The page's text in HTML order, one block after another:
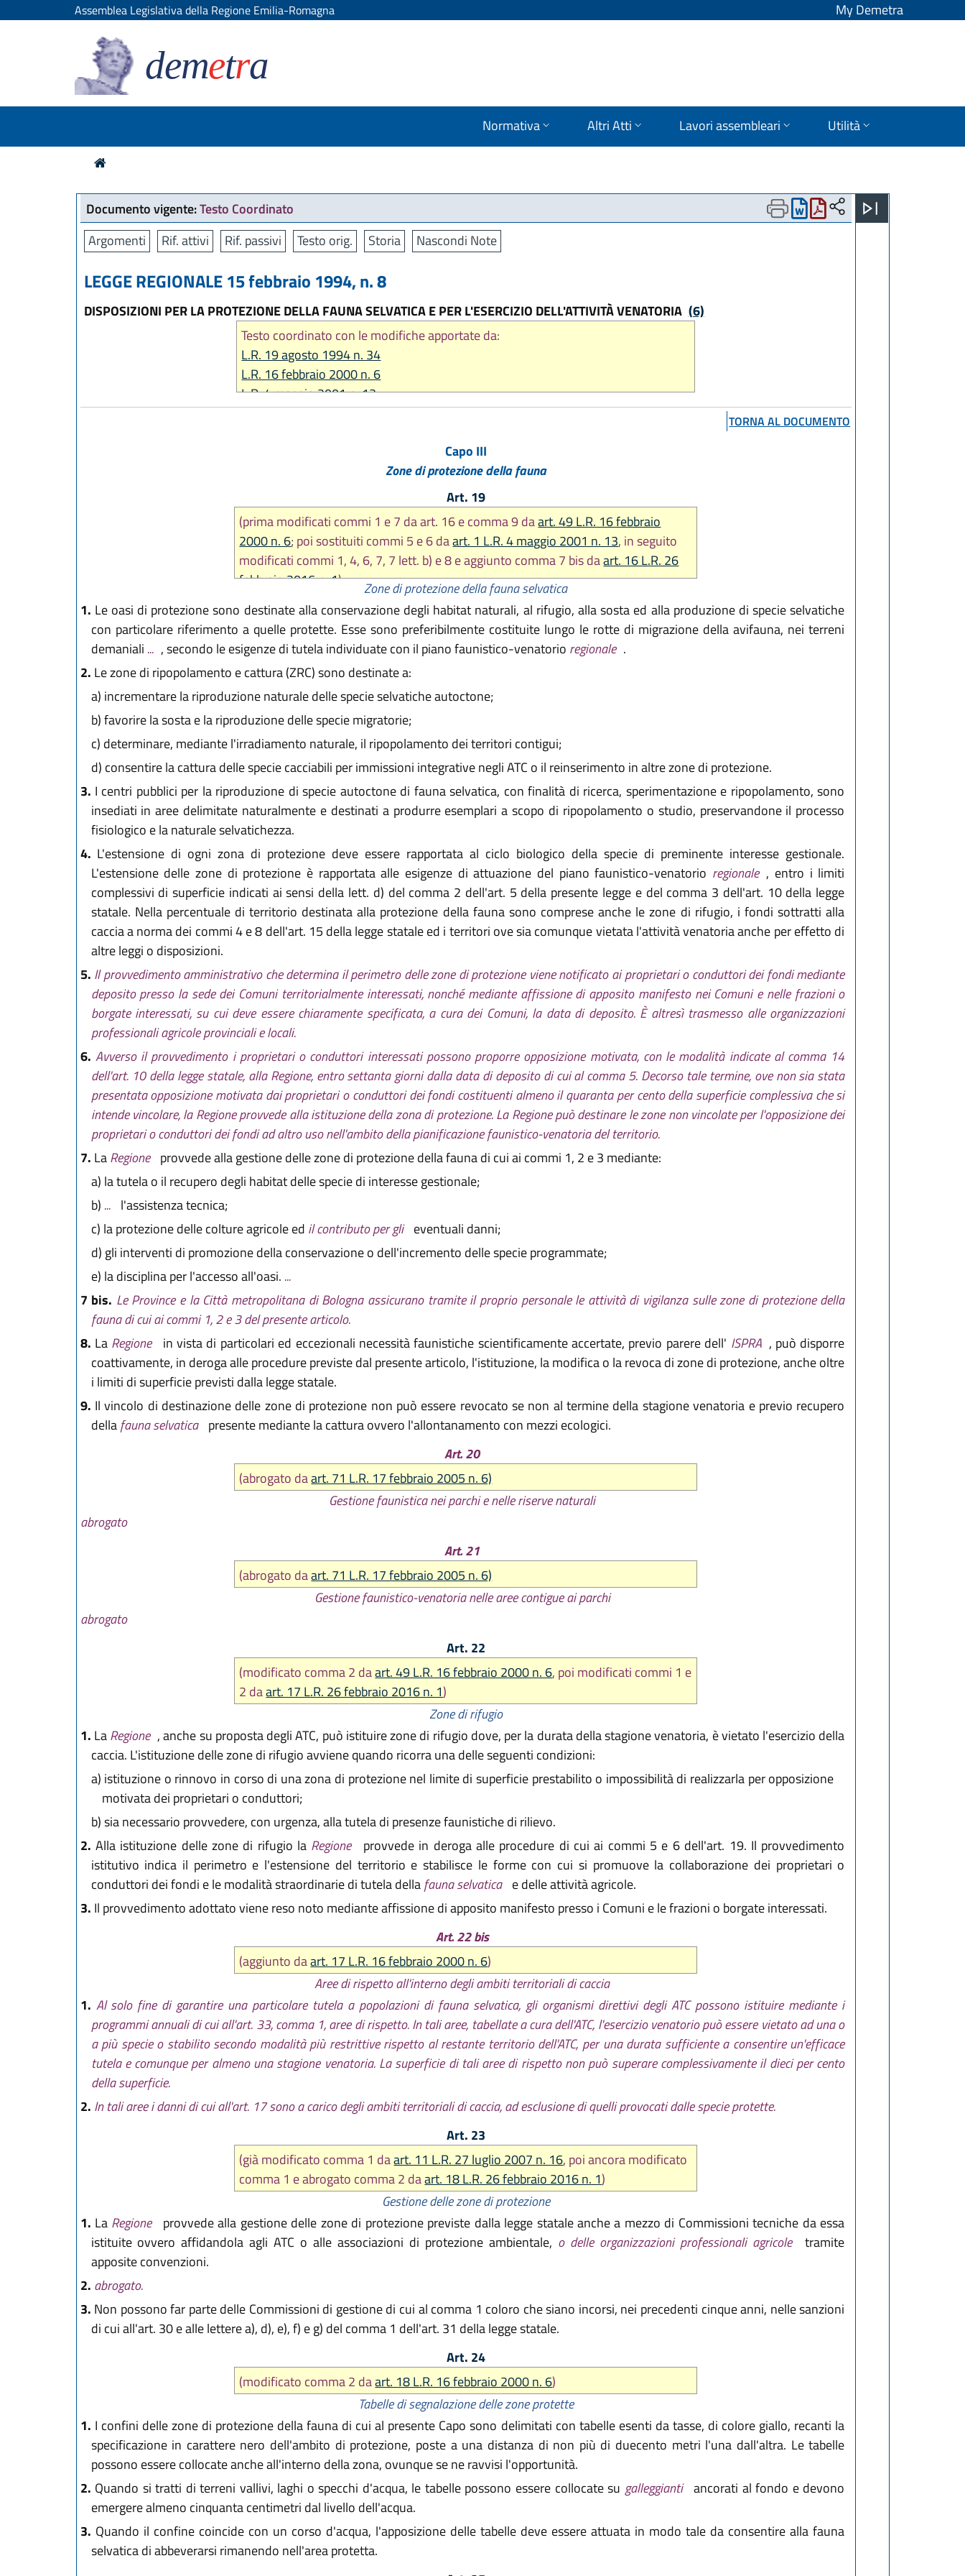
Assemblea Legislativa della Regione Emilia-Romagna My Demetra
demetra
Normativa Altri Atti Lavori assembleari Utilità
Documento vigente:Testo Coordinato
Argomenti
Rif. attivi Rif. passivi Testo orig. Storia Nascondi Note
LEGGE REGIONALE 15 febbraio 1994, n. 8
DISPOSIZIONI PER LA PROTEZIONE DELLA FAUNA SELVATICA E PER L'ESERCIZIO DELL'ATTIVITÀ VENATORIA (6)
Testo coordinato con le modifiche apportate da:
L.R. 19 agosto 1994 n. 34
L.R. 16 febbraio 2000 n. 6
L.R. 4 maggio 2001 n. 13
L.R. 13 novembre 2001 n. 38
L.R. 27 luglio 2007 n. 16
L.R. 2 marzo 2009 n. 1
L.R. 26 luglio 2011 n. 10
L.R. 28 luglio 2011 n. 12
L.R. 25 luglio 2013 n. 9
L.R. 20 dicembre 2013 n. 28
L.R. 26 febbraio 2016, n. 1
L.R. 30 maggio 2016, n. 9
L.R. 29 luglio 2016, n. 13
L.R. 23 dicembre 2016, n. 25
L.R. 18 luglio 2017, n. 14
L.R. 27 dicembre 2017, n. 25
L.R. 6 novembre 2019, n. 23
L.R. 28 dicembre 2021, n. 19
L.R. 28 luglio 2022, n. 9
L.R. 28 dicembre 2023, n. 17
L.R. 14 giugno 2024, n. 7
TORNA AL DOCUMENTO
Capo III
Zone di protezione della fauna
Art. 19
(prima modificati commi 1 e 7 da art. 16 e comma 9 daart. 49 L.R. 16 febbraio
2000 n. 6; poi sostituiti commi 5 e 6 daart. 1 L.R. 4 maggio 2001 n. 13, in seguito
modificati commi 1, 4, 6, 7, 7 lett. b) e 8 e aggiunto comma 7 bis daart. 16 L.R. 26
febbraio 2016 n. 1)
Zone di protezione della fauna selvatica
1. Le oasi di protezione sono destinate alla conservazione degli habitat naturali, al rifugio, alla sosta ed alla produzione di specie selvatiche
con particolare riferimento a quelle protette. Esse sono preferibilmente costituite lungo le rotte di migrazione della avifauna, nei terreni
demaniali ... , secondo le esigenze di tutela individuate con il piano faunistico-venatorio regionale .
2. Le zone di ripopolamento e cattura (ZRC) sono destinate a:
a) incrementare la riproduzione naturale delle specie selvatiche autoctone;
b)favorire la sosta e la riproduzione delle specie migratorie;
c) determinare, mediante l'irradiamento naturale, il ripopolamento dei territori contigui;
d) consentire la cattura delle specie cacciabili per immissioni integrative negli ATC o il reinserimento in altre zone di protezione.
3. I centri pubblici per la riproduzione di specie autoctone di fauna selvatica, con finalità di ricerca, sperimentazione e ripopolamento, sono
insediati in aree delimitate naturalmente e destinati a produrre esemplari a scopo di ripopolamento o studio, preservandone il processo
fisiologico e la naturale selvatichezza.
4. L'estensione di ogni zona di protezione deve essere rapportata al ciclo biologico della specie di preminente interesse gestionale.
L'estensione delle zone di protezione è rapportata alle esigenze di attuazione del piano faunistico-venatorio regionale , entro i limiti
complessivi di superficie indicati ai sensi della lett. d) del comma 2 dell'art. 5 della presente legge e del comma 3 dell'art. 10 della legge
statale. Nella percentuale di territorio destinata alla protezione della fauna sono comprese anche le zone di rifugio, i fondi sottratti alla
caccia a norma dei commi 4 e 8 dell'art. 15 della legge statale ed i territori ove sia comunque vietata l'attività venatoria anche per effetto di
altre leggi o disposizioni.
5. Il provvedimento amministrativo che determina il perimetro delle zone di protezione viene notificato ai proprietari o conduttori dei fondi mediante
deposito presso la sede dei Comuni territorialmente interessati, nonché mediante affissione di apposito manifesto nei Comuni e nelle frazioni o
borgate interessati, su cui deve essere chiaramente specificata, a cura dei Comuni, la data di deposito. È altresì trasmesso alle organizzazioni
professionali agricole provinciali e locali.
6. Avverso il provvedimento i proprietari o conduttori interessati possono proporre opposizione motivata, con le modalità indicate al comma 14
dell'art. 10 della legge statale, alla Regione, entro settanta giorni dalla data di deposito di cui al comma 5. Decorso tale termine, ove non sia stata
presentata opposizione motivata dai proprietari o conduttori dei fondi costituenti almeno il quaranta per cento della superficie complessiva che si
intende vincolare, la Regione provvede alla istituzione della zona di protezione. La Regione può destinare le zone non vincolate per l'opposizione dei
proprietari o conduttori dei fondi ad altro uso nell'ambito della pianificazione faunistico-venatoria del territorio.
7. LaRegione provvede alla gestione delle zone di protezione della fauna di cui ai commi 1, 2 e 3 mediante:
a) la tutela o il recupero degli habitat delle specie di interesse gestionale;
b) ... l'assistenza tecnica;
c) la protezione delle colture agricole ed il contributo per gli eventuali danni;
d) gli interventi di promozione della conservazione o dell'incremento delle specie programmate;
e) la disciplina per l'accesso all'oasi. ...
7 bis. Le Province e la Città metropolitana di Bologna assicurano tramite il proprio personale le attività di vigilanza sulle zone di protezione della
fauna di cui ai commi 1, 2 e 3 del presente articolo.
8. La Regione in vista di particolari ed eccezionali necessità faunistiche scientificamente accertate, previo parere dell' ISPRA , può disporre
coattivamente, in deroga alle procedure previste dal presente articolo, l'istituzione, la modifica o la revoca di zone di protezione, anche oltre
i limiti di superficie previsti dalla legge statale.
9. Il vincolo di destinazione delle zone di protezione non può essere revocato se non al termine della stagione venatoria e previo recupero
dellafauna selvatica presente mediante la cattura ovvero l'allontanamento con mezzi ecologici.
Art. 20
(abrogato daart. 71 L.R. 17 febbraio 2005 n. 6)
Gestione faunistica nei parchi e nelle riserve naturali
abrogato
Art. 21
(abrogato daart. 71 L.R. 17 febbraio 2005 n. 6)
Gestione faunistico-venatoria nelle aree contigue ai parchi
abrogato
Art. 22
(modificato comma 2 daart. 49 L.R. 16 febbraio 2000 n. 6, poi modificati commi 1 e
2 daart. 17 L.R. 26 febbraio 2016 n. 1)
Zone di rifugio
1. LaRegione , anche su proposta degli ATC, può istituire zone di rifugio dove, per la durata della stagione venatoria, è vietato l'esercizio della
caccia. L'istituzione delle zone di rifugio avviene quando ricorra una delle seguenti condizioni:
a) istituzione o rinnovo in corso di una zona di protezione nel limite di superficie prestabilito o impossibilità di realizzarla per opposizione
motivata dei proprietari o conduttori;
b)sia necessario provvedere, con urgenza, alla tutela di presenze faunistiche di rilievo.
2. Alla istituzione delle zone di rifugio la Regione
provvede in deroga alle procedure di cui ai commi 5 e 6 dell'art. 19. Il provvedimento
istitutivo indica il perimetro e l'estensione del territorio e stabilisce le forme con cui si promuove la collaborazione dei proprietari o
conduttori dei fondi e le modalità straordinarie di tutela dellafauna selvatica e delle attività agricole.
3. Il provvedimento adottato viene reso noto mediante affissione di apposito manifesto presso i Comuni e le frazioni o borgate interessati.
Art. 22 bis
(aggiunto daart. 17 L.R. 16 febbraio 2000 n. 6)
Aree di rispetto all'interno degli ambiti territoriali di caccia
1. Al solo fine di garantire una particolare tutela a popolazioni di fauna selvatica, gli organismi direttivi degli ATC possono istituire mediante i
programmi annuali di cui all'art. 33, comma 1, aree di rispetto. In tali aree, tabellate a cura dell'ATC, l'esercizio venatorio può essere vietato ad una o
a più specie o stabilito secondo modalità più restrittive rispetto al restante territorio dell'ATC, per una durata sufficiente a consentire un'efficace
tutela e comunque per almeno una stagione venatoria. La superficie di tali aree di rispetto non può superare complessivamente il dieci per cento
della superficie.
2. In tali aree i danni di cui all'art. 17 sono a carico degli ambiti territoriali di caccia, ad esclusione di quelli provocati dalle specie protette.
Art. 23
(già modificato comma 1 daart. 11 L.R. 27 luglio 2007 n. 16, poi ancora modificato
comma 1 e abrogato comma 2 daart. 18 L.R. 26 febbraio 2016 n. 1)
Gestione delle zone di protezione
1. La Regione
provvede alla gestione delle zone di protezione previste dalla legge statale anche a mezzo di Commissioni tecniche da essa
istituite ovvero affidandola agli ATC o alle associazioni di protezione ambientale, o delle organizzazioni professionali agricole
tramite
apposite convenzioni.
2. abrogato.
3. Non possono far parte delle Commissioni di gestione di cui al comma 1 coloro che siano incorsi, nei precedenti cinque anni, nelle sanzioni
di cui all'art. 30 e alle lettere a), d), e), f) e g) del comma 1 dell'art. 31 della legge statale.
Art. 24
(modificato comma 2 daart. 18 L.R. 16 febbraio 2000 n. 6)
Tabelle di segnalazione delle zone protette
1. I confini delle zone di protezione della fauna di cui al presente Capo sono delimitati con tabelle esenti da tasse, di colore giallo, recanti la
specificazione in carattere nero dell'ambito di protezione, poste a una distanza di non più di duecento metri l'una dall'altra. Le tabelle
possono essere collocate anche all'interno della zona, ovunque se ne ravvisi l'opportunità.
2. Quando si tratti di terreni vallivi, laghi o specchi d'acqua, le tabelle possono essere collocate su galleggianti ancorati al fondo e devono
emergere almeno cinquanta centimetri dal livello dell'acqua.
3. Quando il confine coincide con un corso d'acqua, l'apposizione delle tabelle deve essere attuata in modo tale da consentire alla fauna
selvatica di abbeverarsi rimanendo nell'area protetta.